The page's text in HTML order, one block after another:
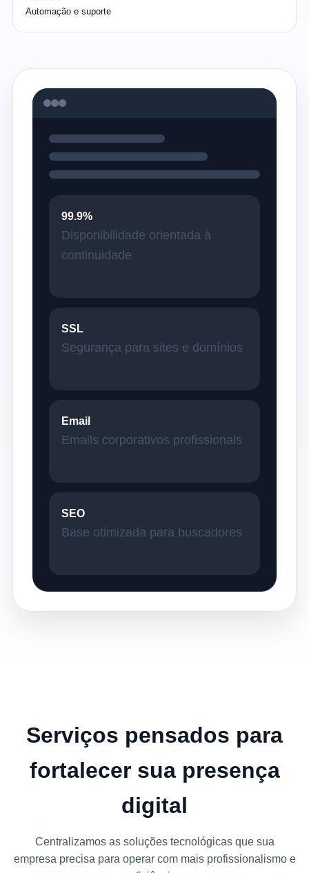
Automação e suporte
99.9%
Disponibilidade orientada à
continuidade
SSL
Segurança para sites e domínios
Email
Emails corporativos profissionais
SEO
Base otimizada para buscadores
Serviços pensados para
fortalecer sua presença
digital
Centralizamos as soluções tecnológicas que sua
empresa precisa para operar com mais profissionalismo e